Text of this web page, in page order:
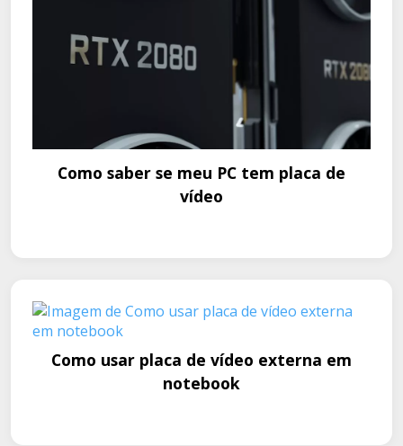
Como saber se meu PC tem placa de
vídeo
Como usar placa de vídeo externa em
notebook